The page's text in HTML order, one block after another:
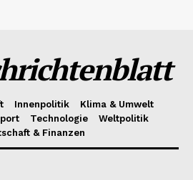
Innenpolitik
Klima & Umwelt
Technologie
Weltpolitik
& Finanzen